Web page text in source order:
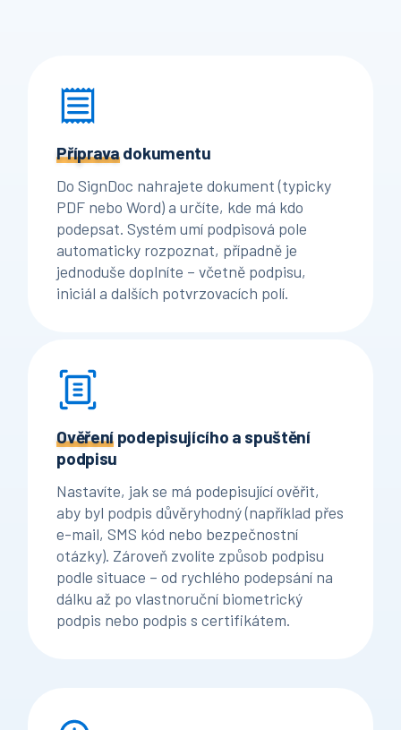
Přípravadokumentu
Do SignDoc nahrajete dokument (typicky
PDF nebo Word) a určíte, kde má kdo
podepsat. Systém umí podpisová pole
automaticky rozpoznat, případně je
jednoduše doplníte – včetně podpisu,
iniciál a dalších potvrzovacích polí.
Ověření podepisujícího a spuštění
podpisu
Nastavíte, jak se má podepisující ověřit,
aby byl podpis důvěryhodný (například přes
e-mail, SMS kód nebo bezpečnostní
otázky). Zároveň zvolíte způsob podpisu
podle situace – od rychlého podepsání na
dálku až po vlastnoruční biometrický
podpis nebo podpis s certifikátem.